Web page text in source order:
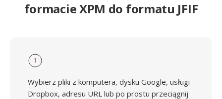
formacie XPM do formatu JFIF
1
Wybierz pliki z komputera, dysku Google, usługi
Dropbox, adresu URL lub po prostu przeciągnij